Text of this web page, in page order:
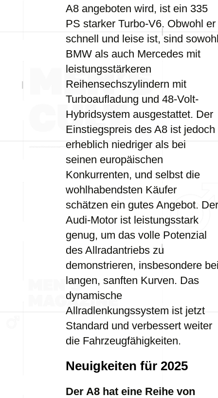
A8 angeboten wird, ist ein 335
PS starker Turbo-V6. Obwohl er
schnell und leise ist, sind
BMW als auch Mercedes mit
leistungsstärkeren
Reihensechszylindern mit
Turboaufladung und 48-Volt-
Hybridsystem ausgestattet. Der
Einstiegspreis des A8 ist jedoch
erheblich niedriger als bei
seinen europäischen
Konkurrenten, und selbst die
wohlhabendsten Käufer
schätzen ein gutes Angebot. Der
Audi-Motor ist leistungsstark
genug, um das volle Potenzial
des Allradantriebs zu
demonstrieren, insbesondere
langen, sanften Kurven. Das
dynamische
Allradlenkungssystem ist jetzt
Standard und verbessert weiter
die Fahrzeugfähigkeiten.
Neuigkeiten für 2025
Der A8 hat eine Reihe von